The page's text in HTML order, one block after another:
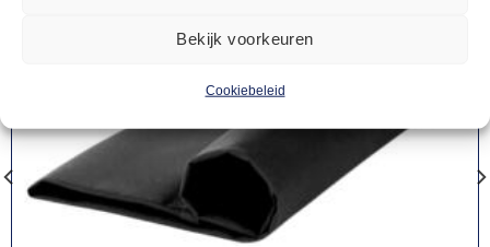
Bekijk voorkeuren
Cookiebeleid